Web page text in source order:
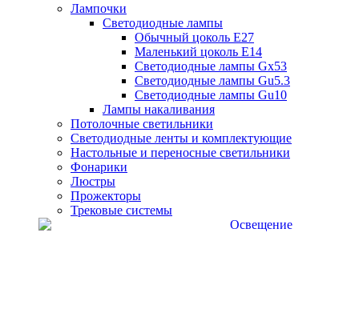
Лампочки
Светодиодные лампы
Обычный цоколь Е27
Маленький цоколь Е14
Светодиодные лампы Gx53
Светодиодные лампы Gu5.3
Светодиодные лампы Gu10
Лампы накаливания
Потолочные светильники
Светодиодные ленты и комплектующие
Настольные и переносные светильники
Фонарики
Люстры
Прожекторы
Трековые системы